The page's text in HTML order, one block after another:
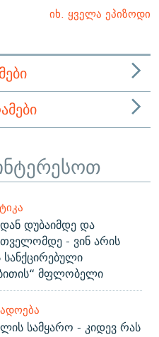
იხ. ყველა ეპიზოდი
დუბაიმდე და
- ვინ არის
სანქცირებული
მფლობელი
სამყარო - კიდევ რას